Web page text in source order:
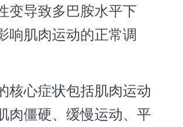
变导致多巴胺水平下
响肌肉运动的正常调
核心症状包括肌肉运动
肉僵硬、缓慢运动、平